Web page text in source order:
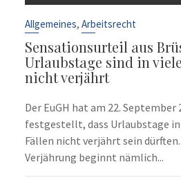
Allgemeines,Arbeitsrecht
Sensationsurteil aus
Urlaubstage sind in
nicht verjährt
Der EuGH hat am 22. September
festgestellt, dass Urlaubstage
Fällen nicht verjährt sein dürften.
Verjährung beginnt nämlich...